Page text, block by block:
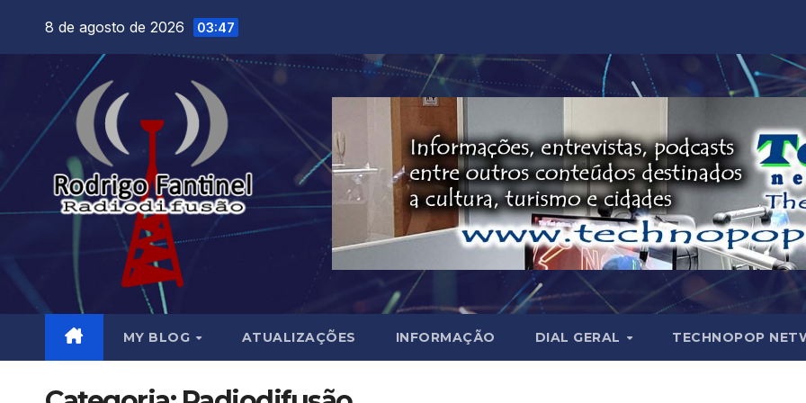
8 de agosto de 2026 03:47
MY BLOG ATUALIZAÇÕES INFORMAÇÃO DIAL GERAL TECHNOPOP